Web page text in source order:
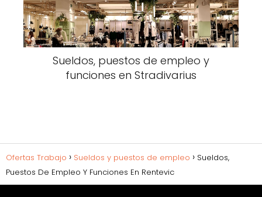
Sueldos, puestos de empleo y
funciones en Stradivarius
Ofertas Trabajo Sueldos y puestos de empleo
Sueldos,
Puestos De Empleo Y Funciones En Rentevic